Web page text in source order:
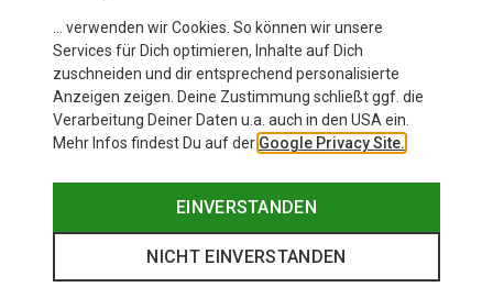
Salewa
Damen Puez Talvena DST Hose
CHF 119.95
… verwenden wir Cookies. So können wir unsere
Services für Dich optimieren, Inhalte auf Dich
zuschneiden und dir entsprechend personalisierte
Anzeigen zeigen. Deine Zustimmung schließt ggf. die
Verarbeitung Deiner Daten u.a. auch in den USA ein.
Mehr Infos findest Du auf der Google Privacy Site.
EINVERSTANDEN
NICHT EINVERSTANDEN